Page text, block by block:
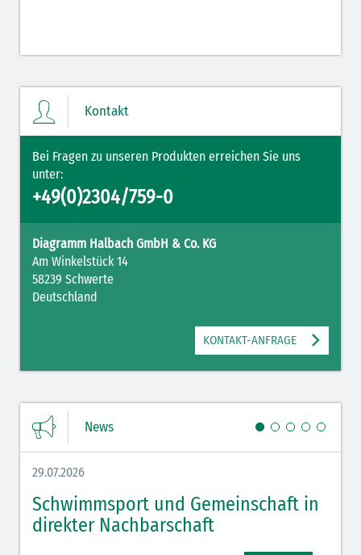
Hormone Insulin (braun-gelb)
Kontakt
Bei Fragen zu unseren Produkten erreichen Sie uns
unter:
+49(0)2304/759-0
Diagramm Halbach GmbH & Co. KG
Am Winkelstück 14
58239 Schwerte
Deutschland
KONTAKT-ANFRAGE
News
29.07.2026
Schwimmsport und Gemeinschaft in
direkter Nachbarschaft